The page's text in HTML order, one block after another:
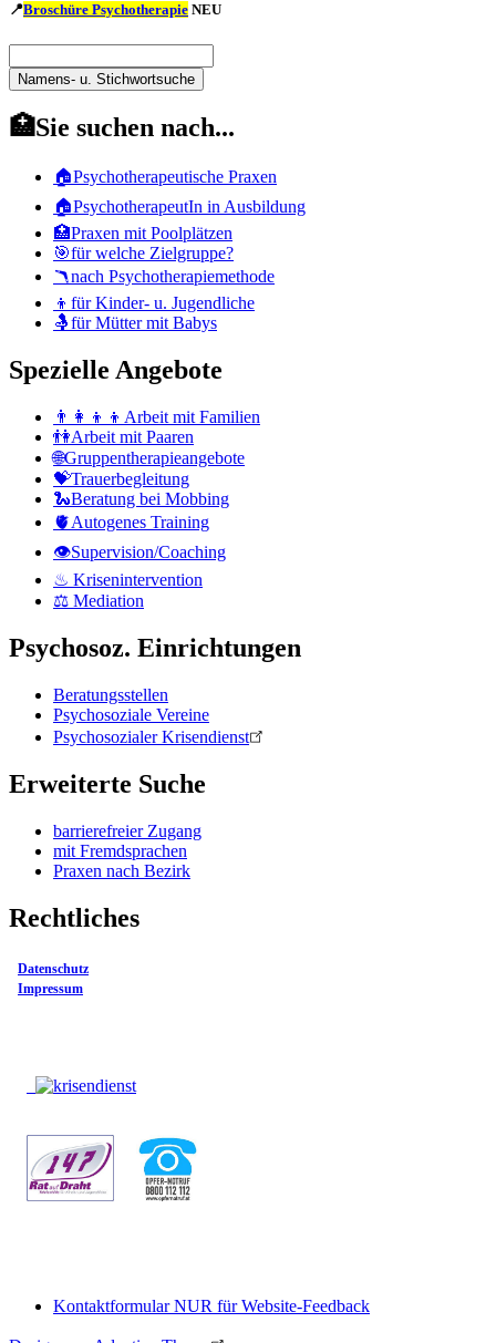
📍Broschüre Psychotherapie NEU
Namens-
u.
Stichwortsuche
u.
Stichwortsuche
🏥Sie suchen nach...
🏠Psychotherapeutische Praxen
🏠PsychotherapeutIn in Ausbildung
🏥Praxen mit Poolplätzen
🎯für welche Zielgruppe?
🪃nach Psychotherapiemethode
👦für Kinder- u. Jugendliche
🤱für Mütter mit Babys
Spezielle Angebote
👨‍👩‍👦‍👦Arbeit mit Familien
👫Arbeit mit Paaren
🌐Gruppentherapieangebote
💝Trauerbegleitung
🐍Beratung bei Mobbing
🫀Autogenes Training
👁Supervision/Coaching
♨ Krisenintervention
⚖ Mediation
Psychosoz. Einrichtungen
Beratungsstellen
Psychosoziale Vereine
Psychosozialer Krisendienst
Erweiterte Suche
barrierefreier Zugang
mit Fremdsprachen
Praxen nach Bezirk
Rechtliches
Datenschutz
Impressum
Footer
Kontaktformular NUR für Website-Feedback